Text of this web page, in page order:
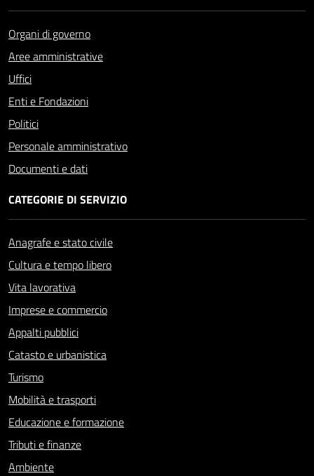
Organi di governo
Aree amministrative
Uffici
Enti e Fondazioni
Politici
Personale amministrativo
Documenti e dati
CATEGORIE DI SERVIZIO
Anagrafe e stato civile
Cultura e tempo libero
Vita lavorativa
Imprese e commercio
Appalti pubblici
Catasto e urbanistica
Turismo
Mobilità e trasporti
Educazione e formazione
Tributi e finanze
Ambiente